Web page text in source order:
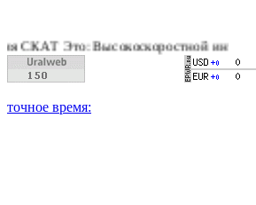
Это: Высокоскоростной интернет,